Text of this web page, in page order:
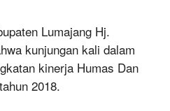
Lumajang Hj.
kunjungan kali dalam
kinerja Humas Dan
2018.